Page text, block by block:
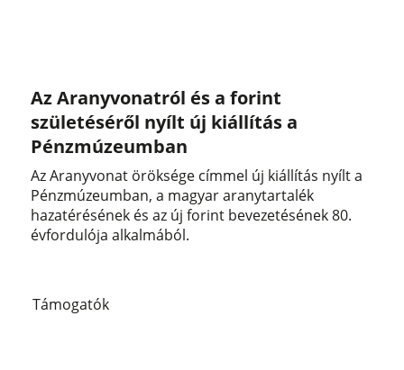
Az Aranyvonatról és a forint
születéséről nyílt új kiállítás a
Pénzmúzeumban
Az Aranyvonat öröksége címmel új kiállítás nyílt a
Pénzmúzeumban, a magyar aranytartalék
hazatérésének és az új forint bevezetésének 80.
évfordulója alkalmából.
Támogatók